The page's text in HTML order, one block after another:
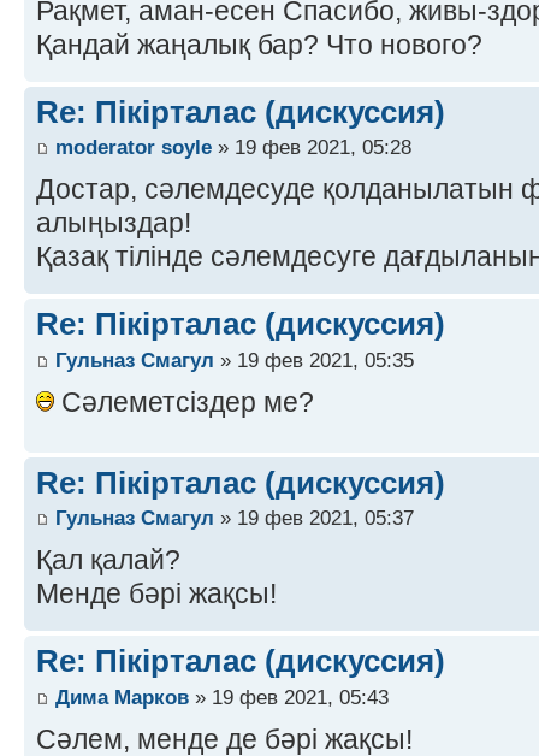
Рақмет, аман-есен Спасибо, живы-
Қандай жаңалық бар? Что нового?
Re: Пікірталас (дискуссия)
moderator soyle » 19 фев 2021, 05:28
Достар, сәлемдесуде қолданылатын
алыңыздар!
Қазақ тілінде сәлемдесуге
Re: Пікірталас (дискуссия)
Гульназ Смагул » 19 фев 2021, 05:35
Сәлеметсіздер ме?
Re: Пікірталас (дискуссия)
Гульназ Смагул » 19 фев 2021, 05:37
Қал қалай?
Менде бәрі жақсы!
Re: Пікірталас (дискуссия)
Дима Марков » 19 фев 2021, 05:43
Сәлем, менде де бәрі жақсы!